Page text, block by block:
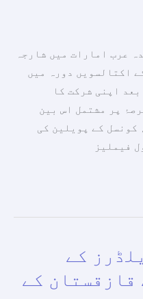
عرب امارات میں شارجہ
الاقوامی کتاب میلہ 2022 کے اکتالسویں دورہ میں
اپنی شرکت کا
12 دنوں کے عرصۂ پر مشتمل اس بین
کونسل کے پویلین کی
فيمليز
کے
کے